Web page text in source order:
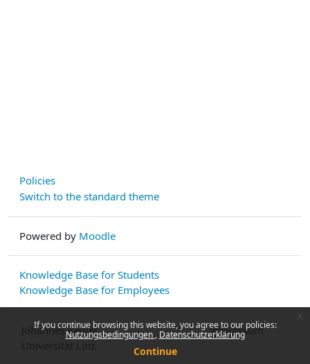
If you continue browsing this website, you agree to our policies:
Nutzungsbedingungen Datenschutzerklärung
Continue
Policies
Switch to the standard theme
Powered by Moodle
Knowledge Base for Students
Knowledge Base for Employees
Johannes Kepler
Impressum